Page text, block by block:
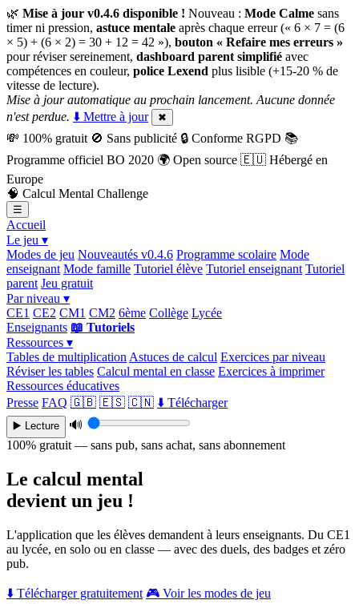
🌿 Mise à jour v0.4.6 disponible ! Nouveau : Mode Calme sans
timer ni pression, astuce mentale après chaque erreur (« 6 × 7 = (6
× 5) + (6 × 2) = 30 + 12 = 42 »), bouton « Refaire mes erreurs »
pour réviser sereinement, dashboard parent simplifié avec
compétences en couleur, police Lexend plus lisible (+15-20 % de
vitesse de lecture).
Mise à jour automatique au prochain lancement. Aucune donnée
n'est perdue. ⬇️ Mettre à jour ✖
💸 100% gratuit 🚫 Sans publicité 🔒 Conforme RGPD 📚
Programme officiel BO 2020 🌍 Open source 🇪🇺 Hébergé en
Europe
🧠 Calcul Mental Challenge
☰
Accueil
Le jeu ▾
Modes de jeu Nouveautés v0.4.6 Programme scolaire Mode
enseignant Mode famille Tutoriel élève Tutoriel enseignant Tutoriel
parent Jeu gratuit
Par niveau ▾
CE1 CE2 CM1 CM2 6ème Collège Lycée
Enseignants 📖 Tutoriels
Ressources ▾
Tables de multiplication Astuces de calcul Exercices par niveau
Réviser les tables Calcul mental en classe Exercices à imprimer
Ressources éducatives
Presse FAQ 🇬🇧 🇪🇸 🇨🇳 ⬇️ Télécharger
▶️ Lecture
🔊
100% gratuit — sans pub, sans achat, sans abonnement
Le calcul mental
devient un jeu !
L'application que les élèves demandent à leurs enseignants. Du CE1
au lycée, en solo ou en classe — avec des duels, des badges et zéro
pub.
⬇️ Télécharger gratuitement 🎮 Voir les modes de jeu